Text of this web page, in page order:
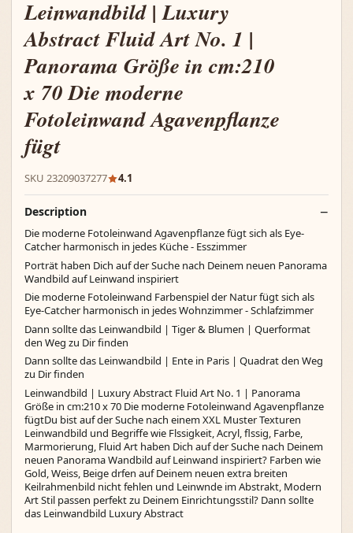
Leinwandbild | Luxury
Abstract Fluid Art No. 1 |
Panorama Größe in cm:210
x 70 Die moderne
Fotoleinwand Agavenpflanze
fügt
SKU 23209037277 4.1
Description
Die moderne Fotoleinwand Agavenpflanze fügt sich als Eye-
Catcher harmonisch in jedes Küche - Esszimmer
Porträt haben Dich auf der Suche nach Deinem neuen Panorama
Wandbild auf Leinwand inspiriert
Die moderne Fotoleinwand Farbenspiel der Natur fügt sich als
Eye-Catcher harmonisch in jedes Wohnzimmer - Schlafzimmer
Dann sollte das Leinwandbild | Tiger & Blumen | Querformat
den Weg zu Dir finden
Dann sollte das Leinwandbild | Ente in Paris | Quadrat den Weg
zu Dir finden
Leinwandbild | Luxury Abstract Fluid Art No. 1 | Panorama
Größe in cm:210 x 70 Die moderne Fotoleinwand Agavenpflanze
fügtDu bist auf der Suche nach einem XXL Muster Texturen
Leinwandbild und Begriffe wie Flssigkeit, Acryl, flssig, Farbe,
Marmorierung, Fluid Art haben Dich auf der Suche nach Deinem
neuen Panorama Wandbild auf Leinwand inspiriert? Farben wie
Gold, Weiss, Beige drfen auf Deinem neuen extra breiten
Keilrahmenbild nicht fehlen und Leinwnde im Abstrakt, Modern
Art Stil passen perfekt zu Deinem Einrichtungsstil? Dann sollte
das Leinwandbild Luxury Abstract